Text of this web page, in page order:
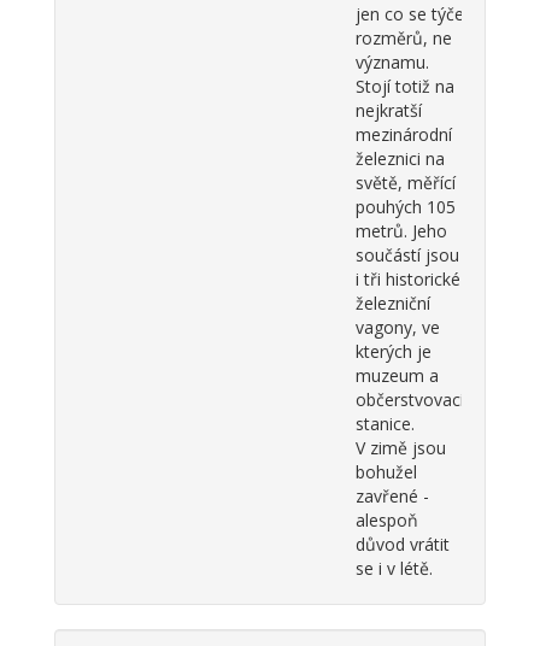
jen co se týče
rozměrů, ne
významu.
Stojí totiž na
nejkratší
mezinárodní
železnici na
světě, měřící
pouhých 105
metrů. Jeho
součástí jsou
i tři historické
železniční
vagony, ve
kterých je
muzeum a
občerstvovací
stanice.
V zimě jsou
bohužel
zavřené -
alespoň
důvod vrátit
se i v létě.